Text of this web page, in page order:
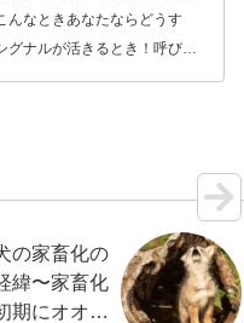
んなときあなたならどうす
ナルが活きるとき！呼び戻
の家畜化の
緯〜家畜化
期にオオカ